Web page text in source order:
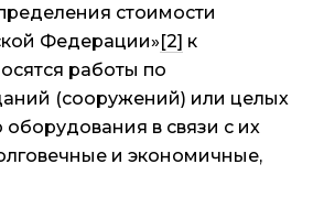
стоимости
Федерации»[2] к
работы по
(сооружений) или целых
в связи с их
и экономичные,